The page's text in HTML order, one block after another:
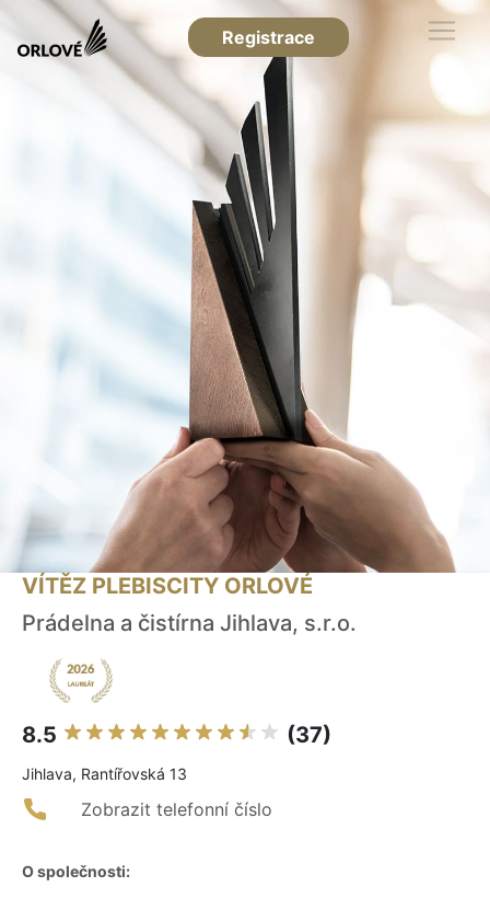
Registrace
VÍTĚZ PLEBISCITY ORLOVÉ
Prádelna a čistírna Jihlava, s.r.o.
8.5 (37)
Jihlava, Rantířovská 13
Zobrazit telefonní číslo
O společnosti: